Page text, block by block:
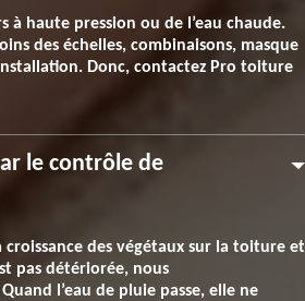
haute pression ou de l’eau chaude.
des échelles, combinaisons, masque
Donc, contactez Pro toiture
le contrôle de
des végétaux sur la toiture et
pas détériorée, nous
l’eau de pluie passe, elle ne